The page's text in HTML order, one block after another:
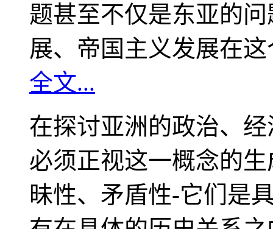
题甚至不仅是东亚的
展、帝国主义发展在
全文...
在探讨亚洲的政治、
必须正视这一概念的
昧性、矛盾性-它们是